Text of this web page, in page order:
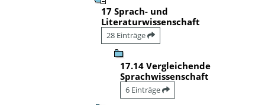
17 Sprach- und
Literaturwissenschaft
28 Einträge
17.14 Vergleichende
Sprachwissenschaft
6 Einträge